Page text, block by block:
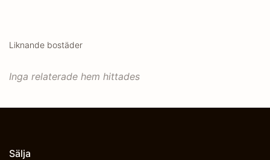
Liknande bostäder
Inga relaterade hem hittades
Sälja